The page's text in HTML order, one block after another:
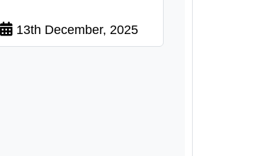
13th December, 2025